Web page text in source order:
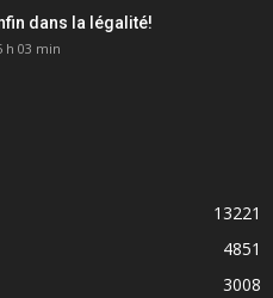
dans la légalité!
h 03 min
13221
4851
3008